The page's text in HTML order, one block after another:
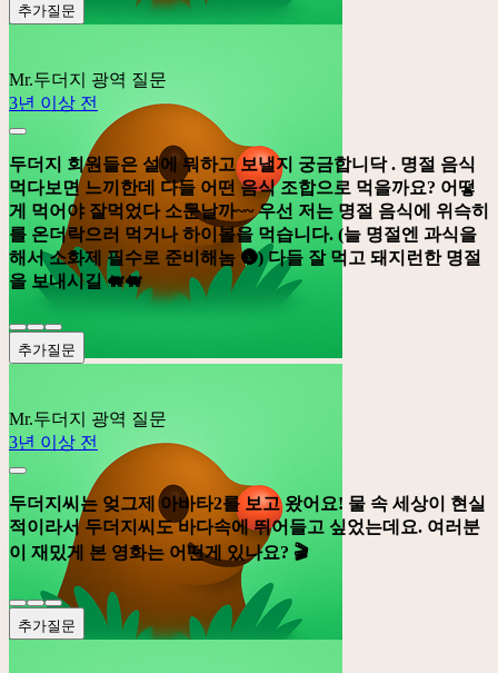
추가질문
Mr.두더지
광역 질문
3년 이상 전
두더지 회원들은 설에 뭐하고 보낼지 궁금합니닥 . 명절 음식
먹다보면 느끼한데 다들 어떤 음식 조합으로 먹을까요? 어떻
게 먹어야 잘먹었다 소문날까~~ 우선 저는 명절 음식에 위슥히
를 온더락으러 먹거나 하이볼을 먹습니다. (늘 명절엔 과식을
해서 소화제 필수로 준비해놈 🌚) 다들 잘 먹고 돼지런한 명절
을 보내시길 🐖🐖
추가질문
Mr.두더지
광역 질문
3년 이상 전
두더지씨는 엊그제 아바타2를 보고 왔어요! 물 속 세상이 현실
적이라서 두더지씨도 바다속에 뛰어들고 싶었는데요. 여러분
이 재밌게 본 영화는 어떤게 있나요? 🎬
추가질문